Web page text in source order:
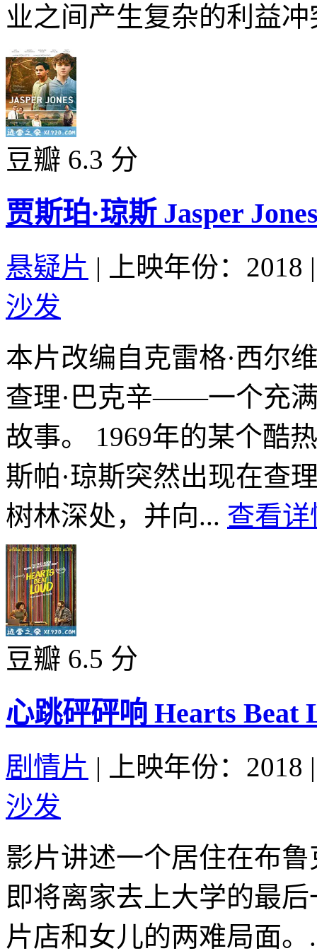
业之间产生复杂的利益
豆瓣 6.3 分
贾斯珀·琼斯 Jasper
悬疑片 | 上映年份：2018 |
沙发
本片改编自克雷格·西尔
查理·巴克辛——一个充
故事。 1969年的某个酷
斯帕·琼斯突然出现在查
树林深处，并向... 查看详
豆瓣 6.5 分
心跳砰砰响 Hearts Beat
剧情片 | 上映年份：2018 |
沙发
影片讲述一个居住在布
即将离家去上大学的最
片店和女儿的两难局面